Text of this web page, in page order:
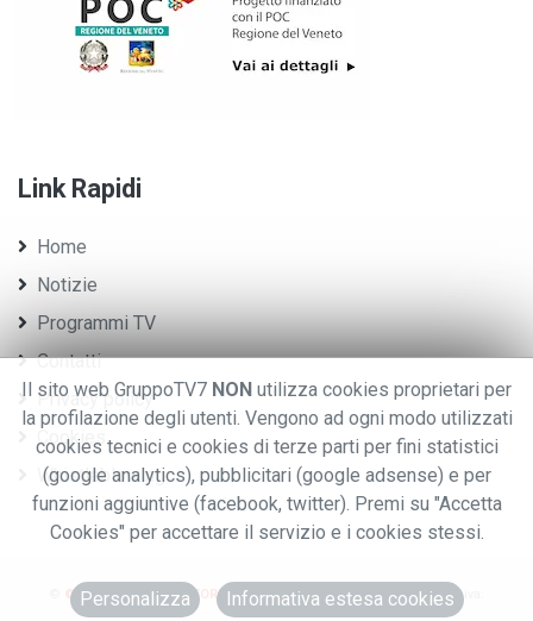
Link Rapidi
Home
Notizie
Programmi TV
Contatti
Privacy policy
Cookies
Whistleblowing
© 2020 GRUPPO EDITORIALE TV7..TUTTI I DIRITTI RISERVATI. - P.iva:
0076970028
Il sito web GruppoTV7 NON utilizza cookies proprietari per
la profilazione degli utenti. Vengono ad ogni modo utilizzati
cookies tecnici e cookies di terze parti per fini statistici
(google analytics), pubblicitari (google adsense) e per
funzioni aggiuntive (facebook, twitter). Premi su "Accetta
Cookies" per accettare il servizio e i cookies stessi.
Personalizza Informativa estesa cookies